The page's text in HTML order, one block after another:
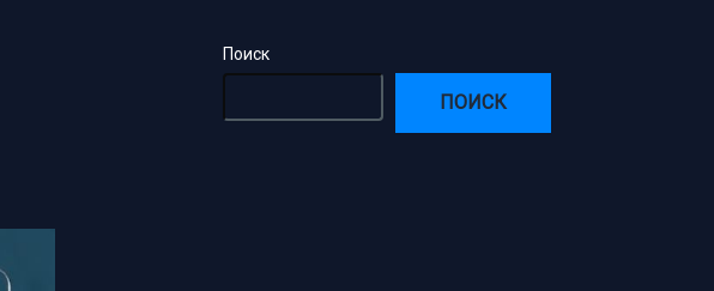
Поиск
ПОИСК